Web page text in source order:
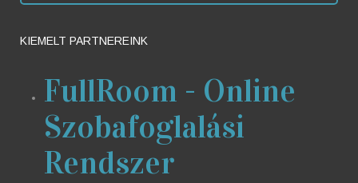
KIEMELT PARTNEREINK
FullRoom - Online
Szobafoglalási
Rendszer